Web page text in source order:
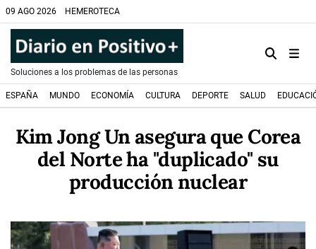
09 AGO 2026 HEMEROTECA
Soluciones a los problemas de las personas
ESPAÑA MUNDO ECONOMÍA CULTURA DEPORTE SALUD
Kim Jong Un asegura que Corea
del Norte ha "duplicado" su
producción nuclear